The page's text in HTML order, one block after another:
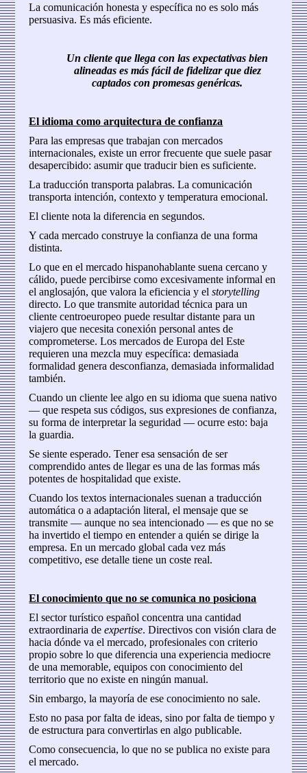
La comunicación honesta y específica no es solo más
persuasiva. Es más eficiente.
Un cliente que llega con las expectativas bien
alineadas es más fácil de fidelizar que diez
captados con promesas genéricas.
El idioma como arquitectura de confianza
Para las empresas que trabajan con mercados
internacionales, existe un error frecuente que suele pasar
desapercibido: asumir que traducir bien es suficiente.
La traducción transporta palabras. La comunicación
transporta intención, contexto y temperatura emocional.
El cliente nota la diferencia en segundos.
Y cada mercado construye la confianza de una forma
distinta.
Lo que en el mercado hispanohablante suena cercano y
cálido, puede percibirse como excesivamente informal en
el anglosajón, que valora la eficiencia y elstorytelling
directo. Lo que transmite autoridad técnica para un
cliente centroeuropeo puede resultar distante para un
viajero que necesita conexión personal antes de
comprometerse. Los mercados de Europa del Este
requieren una mezcla muy específica: demasiada
formalidad genera desconfianza, demasiada informalidad
también.
Cuando un cliente lee algo en su idioma que suena nativo
— que respeta sus códigos, sus expresiones de confianza,
su forma de interpretar la seguridad — ocurre esto: baja
la guardia.
Se siente esperado. Tener esa sensación de ser
comprendido antes de llegar es una de las formas más
potentes de hospitalidad que existe.
Cuando los textos internacionales suenan a traducción
automática o a adaptación literal, el mensaje que se
transmite — aunque no sea intencionado — es que no se
ha invertido el tiempo en entender a quién se dirige la
empresa. En un mercado global cada vez más
competitivo, ese detalle tiene un coste real.
El conocimiento que no se comunica no posiciona
El sector turístico español concentra una cantidad
extraordinaria deexpertise. Directivos con visión clara de
hacia dónde va el mercado, profesionales con criterio
propio sobre lo que diferencia una experiencia mediocre
de una memorable, equipos con conocimiento del
territorio que no existe en ningún manual.
Sin embargo, la mayoría de ese conocimiento no sale.
Esto no pasa por falta de ideas, sino por falta de tiempo y
de estructura para convertirlas en algo publicable.
Como consecuencia, lo que no se publica no existe para
el mercado.